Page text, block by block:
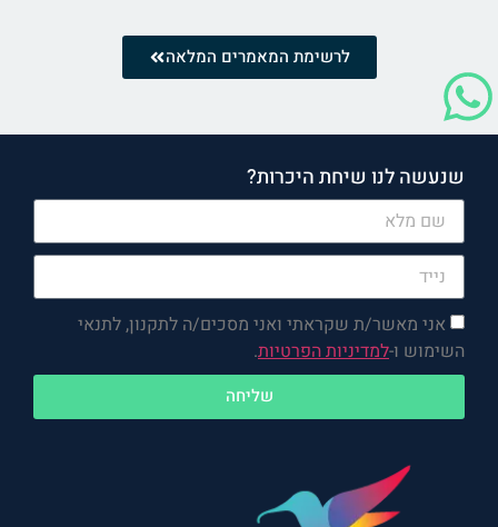
לרשימת המאמרים המלאה
שנעשה לנו שיחת היכרות?
אני מאשר/ת שקראתי ואני מסכים/ה לתקנון, לתנאי
השימוש ו-למדיניות הפרטיות.
שליחה